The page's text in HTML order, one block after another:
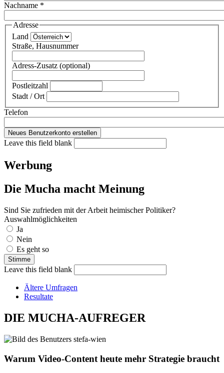
Nachname *
Adresse
Land
Straße, Hausnummer
Adress-Zusatz (optional)
Postleitzahl
Stadt / Ort
Telefon
Leave this field blank
Werbung
Die Mucha macht Meinung
Sind Sie zufrieden mit der Arbeit heimischer Politiker?
Auswahlmöglichkeiten
Ja
Nein
Es geht so
Leave this field blank
Ältere Umfragen
Resultate
DIE MUCHA-AUFREGER
Warum Video-Content heute mehr Strategie braucht